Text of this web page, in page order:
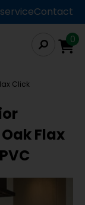
Contact
0
Click
Flax